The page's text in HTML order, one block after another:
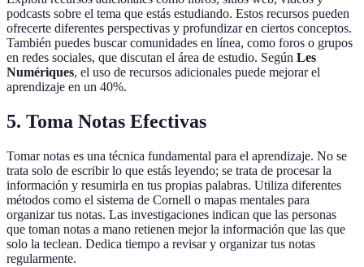
podcasts sobre el tema que estás estudiando. Estos recursos pueden
ofrecerte diferentes perspectivas y profundizar en ciertos conceptos.
También puedes buscar comunidades en línea, como foros o grupos
en redes sociales, que discutan el área de estudio. Según Les
Numériques, el uso de recursos adicionales puede mejorar el
aprendizaje en un 40%.
5. Toma Notas Efectivas
Tomar notas es una técnica fundamental para el aprendizaje. No se
trata solo de escribir lo que estás leyendo; se trata de procesar la
información y resumirla en tus propias palabras. Utiliza diferentes
métodos como el sistema de Cornell o mapas mentales para
organizar tus notas. Las investigaciones indican que las personas
que toman notas a mano retienen mejor la información que las que
solo la teclean. Dedica tiempo a revisar y organizar tus notas
regularmente.